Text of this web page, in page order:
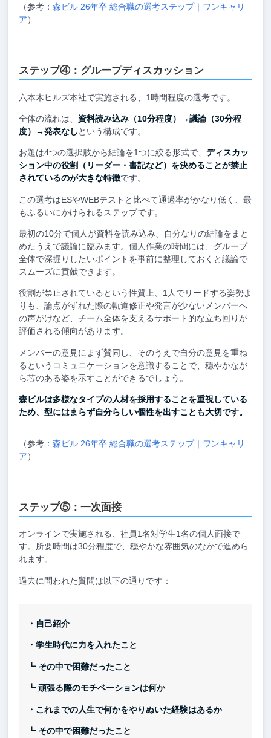
（参考： 森ビル 26年卒 総合職の選考ステップ｜ワンキャリ
ア）
ステップ④：グループディスカッション
六本木ヒルズ本社で実施される、1時間程度の選考です。
全体の流れは、 資料読み込み（10分程度）→議論（30分程
度）→発表なしという構成です。
お題は4つの選択肢から結論を1つに絞る形式で、 ディスカッ
ション中の役割（リーダー・書記など）を決めることが禁止
されているのが大きな特徴です。
この選考はESやWEBテストと比べて通過率がかなり低く、最
もふるいにかけられるステップです。
最初の10分で個人が資料を読み込み、自分なりの結論をまと
めたうえで議論に臨みます。個人作業の時間には、グループ
全体で深掘りしたいポイントを事前に整理しておくと議論で
スムーズに貢献できます。
役割が禁止されているという性質上、1人でリードする姿勢よ
りも、論点がずれた際の軌道修正や発言が少ないメンバーへ
の声がけなど、チーム全体を支えるサポート的な立ち回りが
評価される傾向があります。
メンバーの意見にまず賛同し、そのうえで自分の意見を重ね
るというコミュニケーションを意識することで、穏やかなが
ら芯のある姿を示すことができるでしょう。
森ビルは多様なタイプの人材を採用することを重視している
ため、型にはまらず自分らしい個性を出すことも大切です。
（参考： 森ビル 26年卒 総合職の選考ステップ｜ワンキャリ
ア）
ステップ⑤：一次面接
オンラインで実施される、社員1名対学生1名の個人面接で
す。所要時間は30分程度で、穏やかな雰囲気のなかで進めら
れます。
過去に問われた質問は以下の通りです：
・自己紹介
・学生時代に力を入れたこと
┗ その中で困難だったこと
┗ 頑張る際のモチベーションは何か
・これまでの人生で何かをやりぬいた経験はあるか
┗ その中で困難だったこと